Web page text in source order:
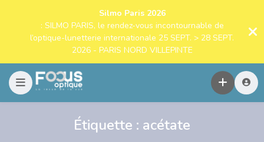
Silmo Paris 2026
: SILMO PARIS, le rendez-vous incontournable de
l’optique-lunetterie internationale 25 SEPT. > 28 SEPT.
2026 - PARIS NORD VILLEPINTE
Étiquette : acétate